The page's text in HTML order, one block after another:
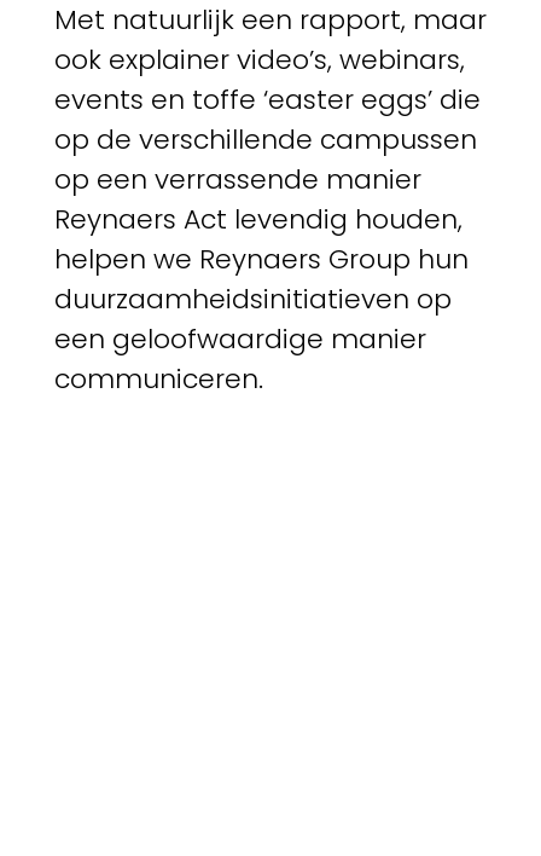
Met natuurlijk een rapport, maar
ook explainer video’s, webinars,
events en toffe ‘easter eggs’ die
op de verschillende campussen
op een verrassende manier
Reynaers Act levendig houden,
helpen we Reynaers Group hun
duurzaamheidsinitiatieven op
een geloofwaardige manier
communiceren.